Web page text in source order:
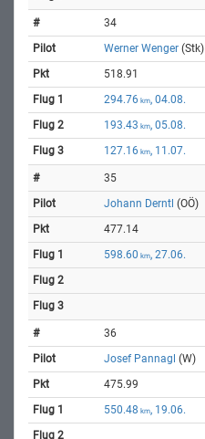
34
Werner Wenger (Stk)
518.91
294.76 km, 04.08.
193.43 km, 05.08.
127.16 km, 11.07.
35
Johann Derntl (OÖ)
477.14
598.60 km, 27.06.
36
Josef Pannagl (W)
475.99
550.48 km, 19.06.